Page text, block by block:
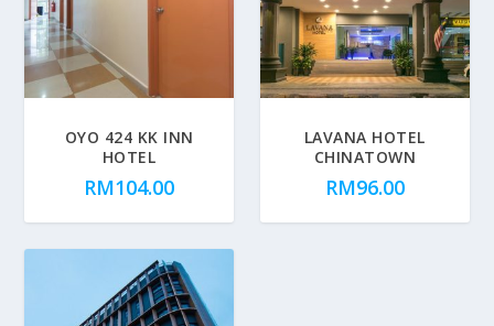
OYO 424 KK INN
HOTEL
RM104.00
LAVANA HOTEL
CHINATOWN
RM96.00